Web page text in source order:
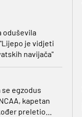
oduševila
je vidjeti
navijača"
egzodus
kapetan
preletio